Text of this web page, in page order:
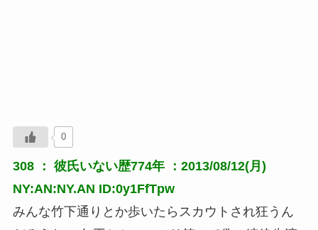
0
308 ： 彼氏いない歴774年
：2013/08/12(月)
NY:AN:NY.AN ID:0y1FfTpw
みんな竹下通りとか歩いたらスカウトされ狂うん